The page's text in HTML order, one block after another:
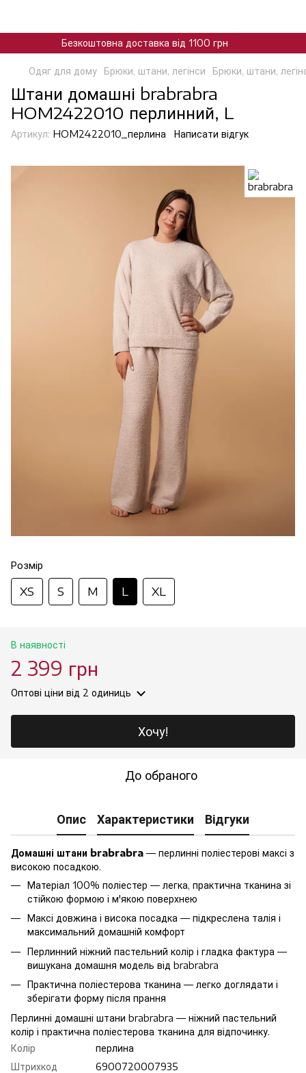
Безкоштовна доставка від 1100 грн
Одяг для дому Брюки, штани, легінси Брюки, штани,
Штани домашні brabrabra
HOM2422010 перлинний, L
Артикул: HOM2422010_перлина Написати відгук
Розмір
XS S M L XL
В наявності
2 399 грн
Оптові ціни від 2 одиниць
Хочу!
До обраного
Опис Характеристики Відгуки
Домашні штани brabrabra — перлинні поліестерові максі з
високою посадкою.
Матеріал 100% поліестер — легка, практична тканина зі
стійкою формою і м'якою поверхнею
Максі довжина і висока посадка — підкреслена талія і
максимальний домашній комфорт
Перлинний ніжний пастельний колір і гладка фактура —
вишукана домашня модель від brabrabra
Практична поліестерова тканина — легко доглядати і
зберігати форму після прання
Перлинні домашні штани brabrabra — ніжний пастельний
колір і практична поліестерова тканина для відпочинку.
Колір
перлина
Штрихкод
6900720007935